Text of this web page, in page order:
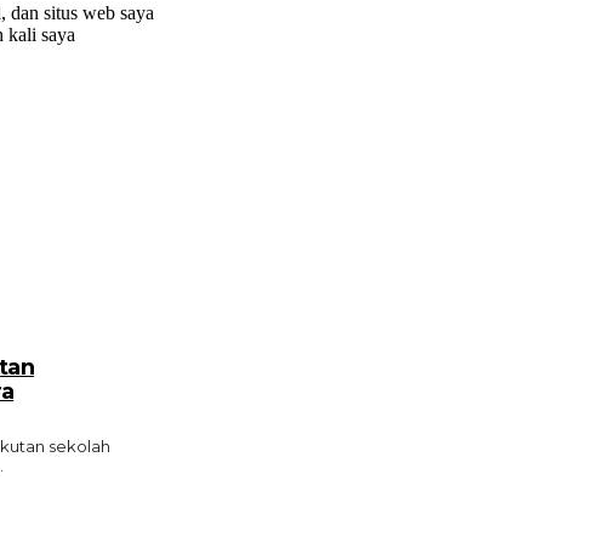
dan situs web saya
kali saya
sekolah